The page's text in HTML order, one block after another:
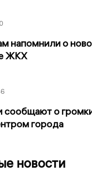
напомнили о
ЖКХ
сообщают о
города
новости